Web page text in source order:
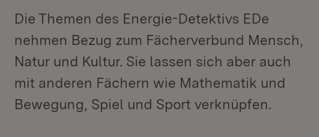
Die Themen des Energie-Detektivs EDe
nehmen Bezug zum Fächerverbund Mensch,
Natur und Kultur. Sie lassen sich aber auch
mit anderen Fächern wie Mathematik und
Bewegung, Spiel und Sport verknüpfen.